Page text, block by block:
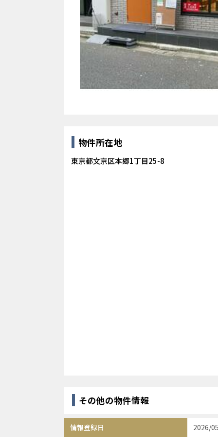
物件所在地
東京都文京区本郷1丁目25-8
その他の物件情報
情報登録日 2026/